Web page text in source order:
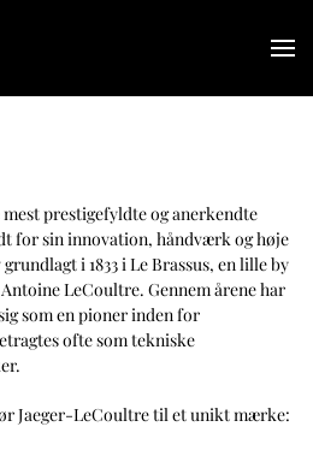
prestigefyldte og anerkendte
for sin innovation, håndværk og høje
i 1833 i Le Brassus, en lille by
LeCoultre. Gennem årene har
som en pioner inden for
ofte som tekniske
Jaeger-LeCoultre til et unikt mærke: